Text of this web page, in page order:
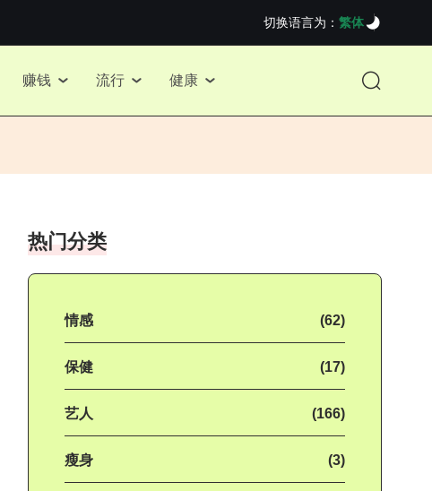
切换语言为： 繁体
赚钱 流行 健康
热门分类
情感 (62)
保健 (17)
艺人 (166)
瘦身 (3)